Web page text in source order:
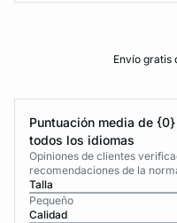
Envío gratis
Puntuación media de
todos los idiomas
Opiniones de clientes
recomendaciones de la
Talla
Pequeño
Calidad